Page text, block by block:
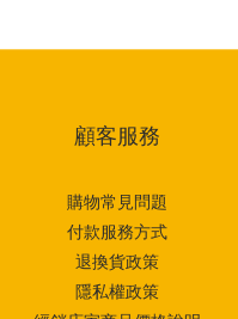
顧客服務
購物常見問題
付款服務方式
退換貨政策
隱私權政策